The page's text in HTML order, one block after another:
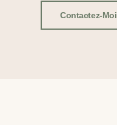
Contactez-Moi